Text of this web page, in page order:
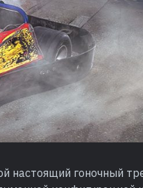
настоящий гоночный